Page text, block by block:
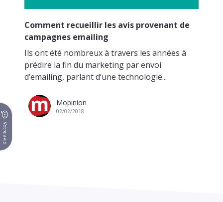
Comment recueillir les avis provenant de
campagnes emailing
Ils ont été nombreux à travers les années à
prédire la fin du marketing par envoi
d’emailing, parlant d’une technologie...
Mopinion
02/02/2018
Votre avis